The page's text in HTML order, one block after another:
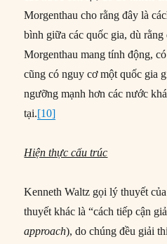
Morgenthau cho rằng đây là
bình giữa các quốc gia, dù rằng
Morgenthau mang tính động,
cũng có nguy cơ một quốc gia
ngưỡng mạnh hơn các nước
tại.[10]
Hiện thực cấu trúc
Kenneth Waltz gọi lý thuyết
thuyết khác là “cách tiếp cận
approach), do chúng đều giải